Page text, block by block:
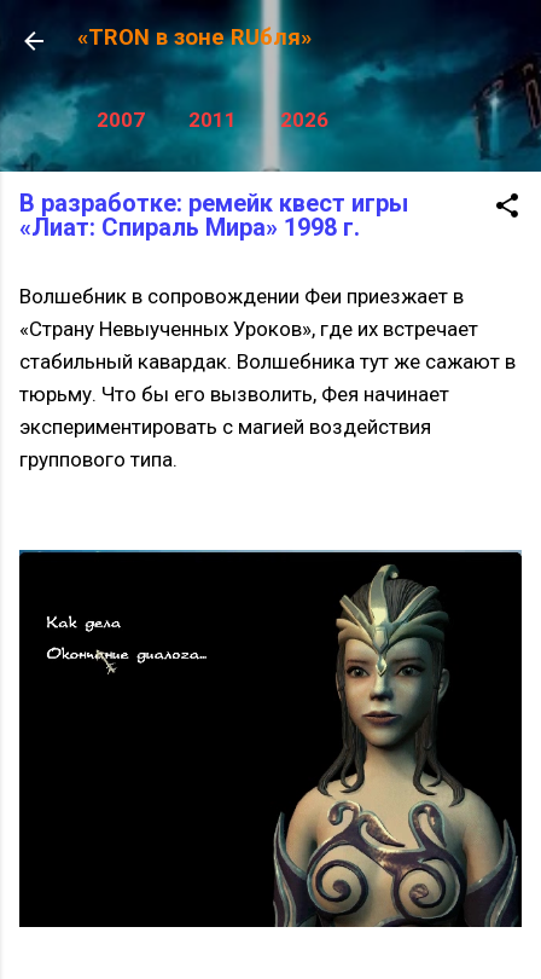
К основному контенту
«TRON в зоне RUбля»
2007 2011 2026
В разработке: ремейк квест игры
«Лиат: Спираль Мира» 1998 г.
Волшебник в сопровождении Феи приезжает в
«Страну Невыученных Уроков», где их встречает
стабильный кавардак. Волшебника тут же сажают в
тюрьму. Что бы его вызволить, Фея начинает
экспериментировать с магией воздействия
группового типа.